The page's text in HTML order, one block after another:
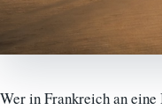
Wer in Frankreich an